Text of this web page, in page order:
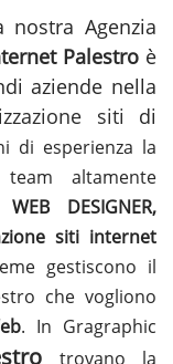
Agenzia
Palestro è
aziende nella
siti di
di esperienza la
altamente
WEB DESIGNER,
siti internet
gestiscono il
che vogliono
. In Gragraphic
trovano la